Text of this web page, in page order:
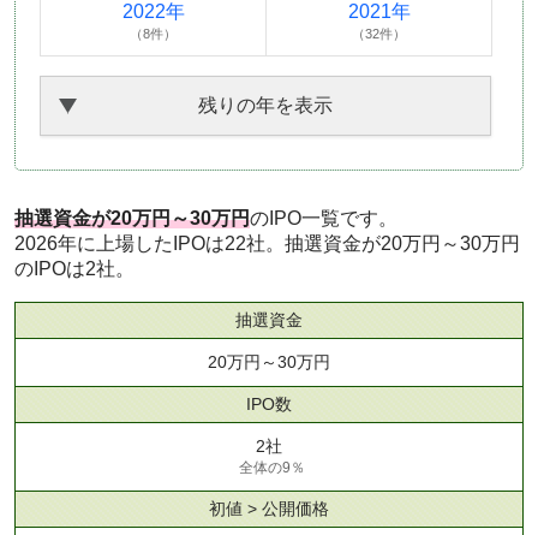
2022年
（8件）
2021年
（32件）
残りの年を表示
抽選資金が20万円～30万円のIPO一覧です。
2026年に上場したIPOは22社。抽選資金が20万円～30万円
のIPOは2社。
抽選資金
20万円～30万円
IPO数
2社
全体の9％
初値 > 公開価格